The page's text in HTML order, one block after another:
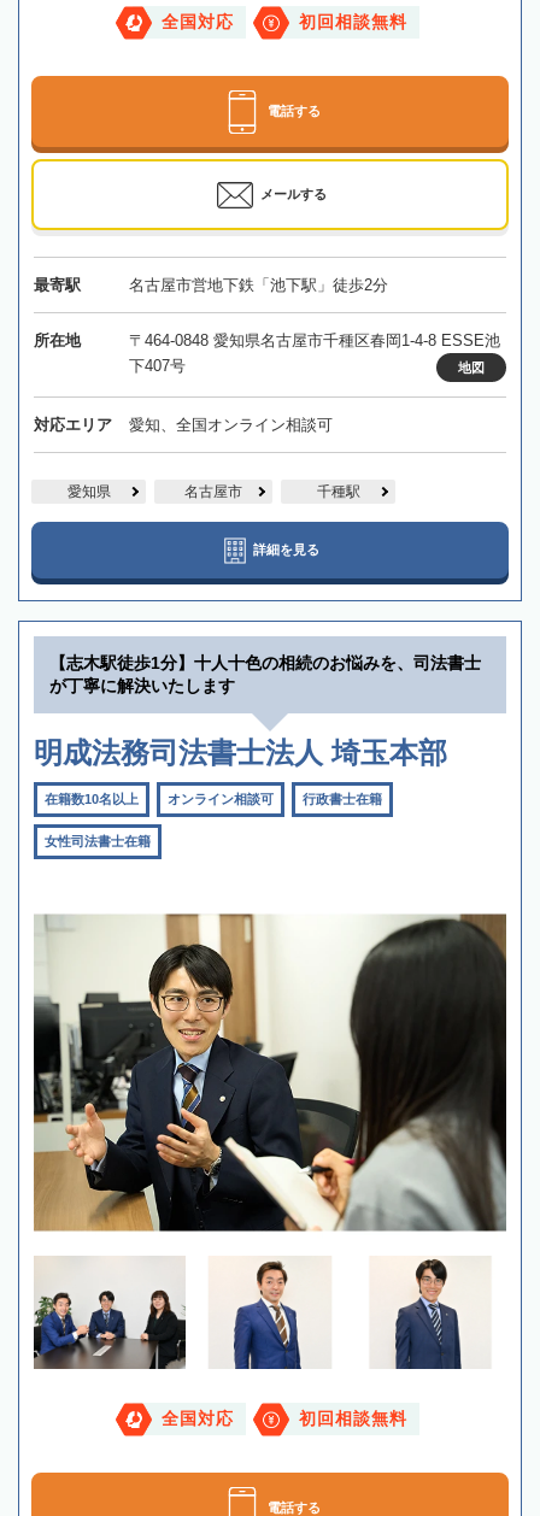
全国対応 初回相談無料
電話する
メールする
最寄駅 名古屋市営地下鉄「池下駅」徒歩2分
所在地
〒464-0848 愛知県名古屋市千種区春岡1-4-8 ESSE池
下407号
地図
対応エリア 愛知、全国オンライン相談可
愛知県 名古屋市 千種駅
詳細を見る
【志木駅徒歩1分】十人十色の相続のお悩みを、司法書士
が丁寧に解決いたします
明成法務司法書士法人 埼玉本部
在籍数10名以上 オンライン相談可 行政書士在籍
女性司法書士在籍
全国対応 初回相談無料
電話する